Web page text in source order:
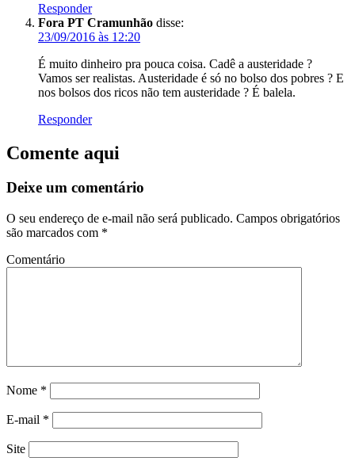
Responder
Fora PT Cramunhão disse:
23/09/2016 às 12:20
É muito dinheiro pra pouca coisa. Cadê a austeridade ?
Vamos ser realistas. Austeridade é só no bolso dos pobres ? E
nos bolsos dos ricos não tem austeridade ? É balela.
Responder
Comente aqui
Deixe um comentário
O seu endereço de e-mail não será publicado. Campos obrigatórios
são marcados com *
Comentário
Nome *
E-mail *
Site